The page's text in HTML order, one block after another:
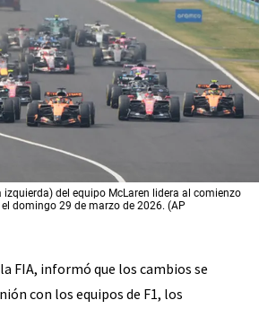
del equipo McLaren lidera al comienzo
domingo 29 de marzo de 2026. (AP
FIA, informó que los cambios se
con los equipos de F1, los